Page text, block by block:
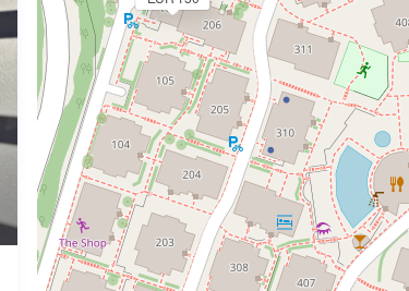
Français
Polski
Čeština
Norsk
Eesti